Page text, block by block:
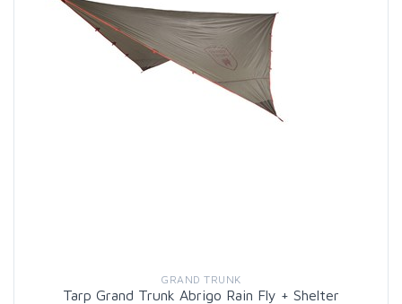
GRAND TRUNK
Tarp Grand Trunk Abrigo Rain Fly + Shelter